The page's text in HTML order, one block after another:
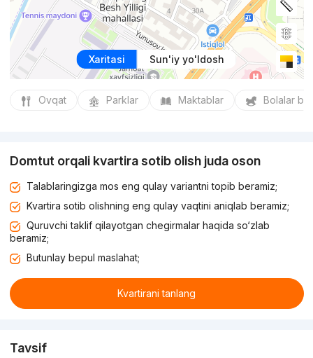
Xaritasi Sun'iy yo'ldosh
Ovqat Parklar Maktablar Bolalar
Domtut orqali kvartira sotib olish juda oson
Talablaringizga mos eng qulay variantni topib beramiz;
Kvartira sotib olishning eng qulay vaqtini aniqlab beramiz;
Quruvchi taklif qilayotgan chegirmalar haqida so‘zlab
beramiz;
Butunlay bepul maslahat;
Kvartirani tanlang
Tavsif